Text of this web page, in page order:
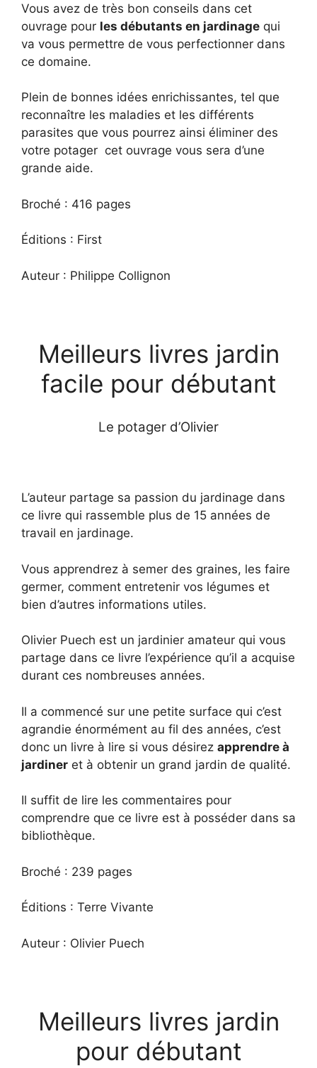
Vous avez de très bon conseils dans cet
ouvrage pour les débutants en jardinage qui
va vous permettre de vous perfectionner dans
ce domaine.
Plein de bonnes idées enrichissantes, tel que
reconnaître les maladies et les différents
parasites que vous pourrez ainsi éliminer des
votre potager cet ouvrage vous sera d’une
grande aide.
Broché : 416 pages
Éditions : First
Auteur : Philippe Collignon
Meilleurs livres jardin
facile pour débutant
Le potager d’Olivier
L’auteur partage sa passion du jardinage dans
ce livre qui rassemble plus de 15 années de
travail en jardinage.
Vous apprendrez à semer des graines, les faire
germer, comment entretenir vos légumes et
bien d’autres informations utiles.
Olivier Puech est un jardinier amateur qui vous
partage dans ce livre l’expérience qu’il a acquise
durant ces nombreuses années.
Il a commencé sur une petite surface qui c’est
agrandie énormément au fil des années, c’est
donc un livre à lire si vous désirez apprendre à
jardiner et à obtenir un grand jardin de qualité.
Il suffit de lire les commentaires pour
comprendre que ce livre est à posséder dans sa
bibliothèque.
Broché : 239 pages
Éditions : Terre Vivante
Auteur : Olivier Puech
Meilleurs livres jardin
pour débutant